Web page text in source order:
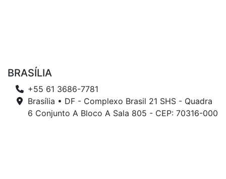
BRASÍLIA
+55 61 3686-7781
Brasília • DF - Complexo Brasil 21 SHS - Quadra
6 Conjunto A Bloco A Sala 805 - CEP: 70316-000